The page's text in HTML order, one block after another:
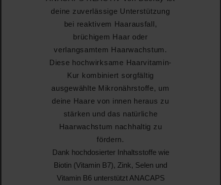
deine zuverlässige Unterstützung
bei reaktivem Haarausfall,
brüchigem Haar oder
verlangsamtem Haarwachstum.
Diese hochwirksame Haarvitamin-
Kur kombiniert sorgfältig
ausgewählte Mikronährstoffe, um
deine Haare von innen heraus zu
stärken und das natürliche
Haarwachstum nachhaltig zu
fördern.
Dank hochdosierter Inhaltsstoffewie
Biotin (Vitamin B7), Zink, Selen und
Vitamin B6unterstützt ANACAPS